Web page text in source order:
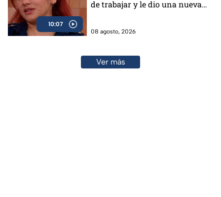
10:07
de trabajar y le dio una nueva
08 agosto, 2026
Ver más